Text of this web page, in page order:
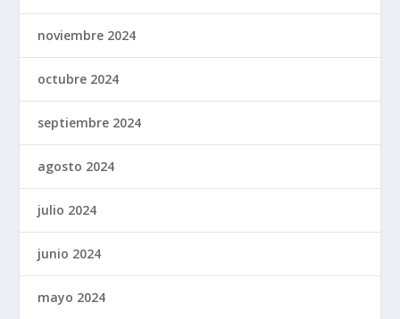
noviembre 2024
octubre 2024
septiembre 2024
agosto 2024
julio 2024
junio 2024
mayo 2024